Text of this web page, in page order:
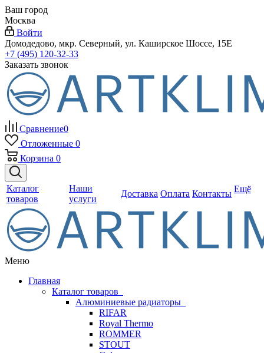
Ваш город
Москва
Войти
Домодедово, мкр. Северный, ул. Каширское Шоссе, 15Е
+7 (495) 120-32-33
Заказать звонок
Сравнение0
Отложенные 0
Корзина 0
Каталог
товаров
Наши
услуги
Доставка Оплата Контакты Ещё
Меню
Главная
Каталог товаров
Алюминиевые радиаторы
RIFAR
Royal Thermo
ROMMER
STOUT